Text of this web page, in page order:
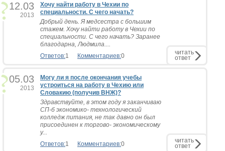
12.03
2013
Хочу найти работу в Чехии по
специальности. С чего начать?
Добрый день. Я медсестра с большим
стажем. Хочу найти работу в Чехии по
специальности. С чего начать? Заранее
благодарна, Людмила....
Ответов:1 Комментариев:0 читать
ответ
05.03
2013
Могу ли я после окончания учебы
устроиться на работу в Чехию или
Словакию (получив ВНЖ)?
Здравствуйте, в этом году я заканчиваю
СП-б экономико- технологический
колледж питания, не так давно он был
присоединен к торгово- экономическому
у...
Ответов:1 Комментариев:0 читать
ответ